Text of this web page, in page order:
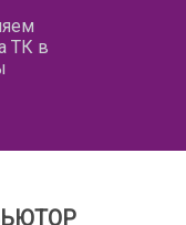
ТК в